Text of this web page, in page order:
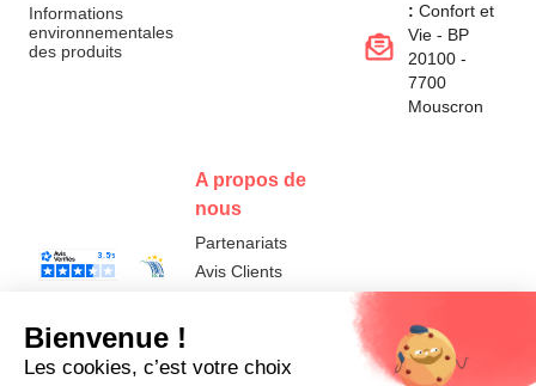
Informations
environnementales
des produits
A propos de
nous
Partenariats
Avis Clients
: Confort et
Vie - BP
20100 -
7700
Mouscron
Données
personnelles et
Paramétrer
les cookies
légales
Conditions
générales de